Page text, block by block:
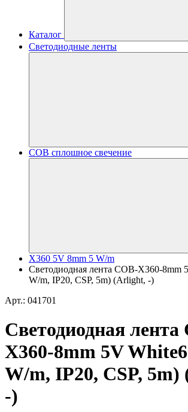
Каталог
Светодиодные ленты
COB сплошное свечение
X360 5V 8mm 5 W/m
Светодиодная лента COB-X360-8mm
W/m, IP20, CSP, 5m) (Arlight, -)
Арт.: 041701
Светодиодная лента
X360-8mm 5V
W/m, IP20, CSP,
-)